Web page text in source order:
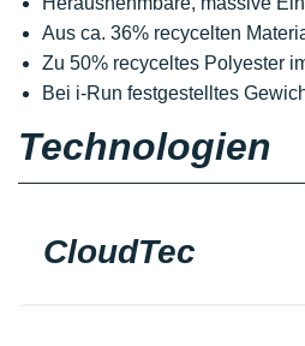
Aus ca. 36% recycelten
Zu 50% recyceltes Polyester
Bei i-Run festgestelltes
Technologien
CloudTec